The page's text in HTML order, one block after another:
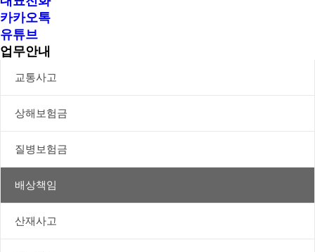
카카오톡
유튜브
업무안내
교통사고
상해보험금
질병보험금
배상책임
산재사고